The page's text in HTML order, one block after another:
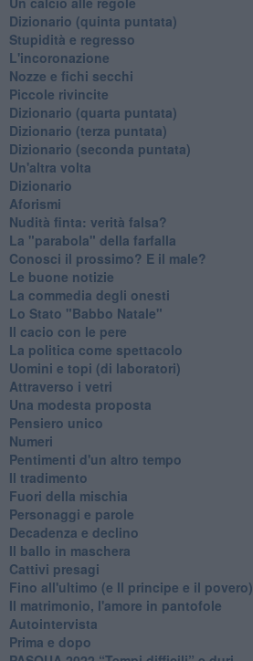
Dizionario (quinta puntata)
Stupidità e regresso
L'incoronazione
Nozze e fichi secchi
Piccole rivincite
​Dizionario (quarta puntata)
​Dizionario (terza puntata)
​Dizionario (seconda puntata)
Un'altra volta
Dizionario
Aforismi
Nudità finta: verità falsa?
La "parabola" della farfalla
Conosci il prossimo? E il male?
Le buone notizie
La commedia degli onesti
Lo Stato "Babbo Natale"
Il cacio con le pere
La politica come spettacolo
Uomini e topi (di laboratori)
Attraverso i vetri
Una modesta proposta
Pensiero unico
Numeri
Pentimenti d'un altro tempo
Il tradimento
Fuori della mischia
Personaggi e parole
Decadenza e declino
Il ballo in maschera
Cattivi presagi
Fino all'ultimo (e Il principe e il povero)
Il matrimonio, l'amore in pantofole
Autointervista
Prima e dopo